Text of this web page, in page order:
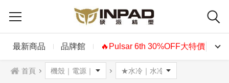
最新商品 品牌館 🔥Pulsar 6th 30%OFF大特價🔥
首頁